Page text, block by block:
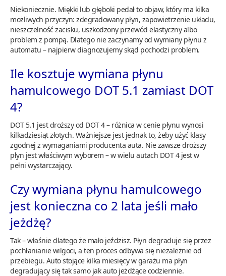
Niekoniecznie. Miękki lub głęboki pedał to objaw, który ma kilka
możliwych przyczyn: zdegradowany płyn, zapowietrzenie układu,
nieszczelność zacisku, uszkodzony przewód elastyczny albo
problem z pompą. Dlatego nie zaczynamy od wymiany płynu z
automatu – najpierw diagnozujemy skąd pochodzi problem.
Ile kosztuje wymiana płynu
hamulcowego DOT 5.1 zamiast DOT
4?
DOT 5.1 jest droższy od DOT 4 – różnica w cenie płynu wynosi
kilkadziesiąt złotych. Ważniejsze jest jednak to, żeby użyć klasy
zgodnej z wymaganiami producenta auta. Nie zawsze droższy
płyn jest właściwym wyborem – w wielu autach DOT 4 jest w
pełni wystarczający.
Czy wymiana płynu hamulcowego
jest konieczna co 2 lata jeśli mało
jeżdżę?
Tak – właśnie dlatego że mało jeździsz. Płyn degraduje się przez
pochłanianie wilgoci, a ten proces odbywa się niezależnie od
przebiegu. Auto stojące kilka miesięcy w garażu ma płyn
degradujący się tak samo jak auto jeżdżące codziennie.